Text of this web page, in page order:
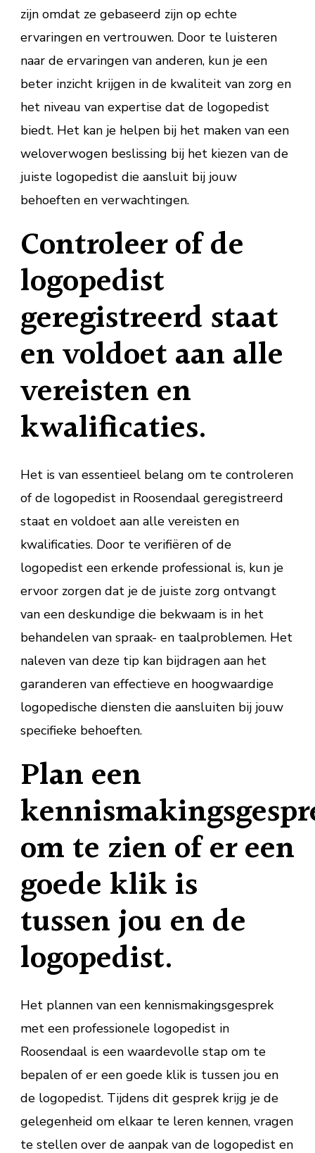
zijn omdat ze gebaseerd zijn op echte
ervaringen en vertrouwen. Door te luisteren
naar de ervaringen van anderen, kun je een
beter inzicht krijgen in de kwaliteit van zorg en
het niveau van expertise dat de logopedist
biedt. Het kan je helpen bij het maken van een
weloverwogen beslissing bij het kiezen van de
juiste logopedist die aansluit bij jouw
behoeften en verwachtingen.
Controleer of de
logopedist
geregistreerd staat
en voldoet aan alle
vereisten en
kwalificaties.
Het is van essentieel belang om te controleren
of de logopedist in Roosendaal geregistreerd
staat en voldoet aan alle vereisten en
kwalificaties. Door te verifiëren of de
logopedist een erkende professional is, kun je
ervoor zorgen dat je de juiste zorg ontvangt
van een deskundige die bekwaam is in het
behandelen van spraak- en taalproblemen. Het
naleven van deze tip kan bijdragen aan het
garanderen van effectieve en hoogwaardige
logopedische diensten die aansluiten bij jouw
specifieke behoeften.
Plan een
om te zien of er een
goede klik is
tussen jou en de
logopedist.
Het plannen van een kennismakingsgesprek
met een professionele logopedist in
Roosendaal is een waardevolle stap om te
bepalen of er een goede klik is tussen jou en
de logopedist. Tijdens dit gesprek krijg je de
gelegenheid om elkaar te leren kennen, vragen
te stellen over de aanpak van de logopedist en